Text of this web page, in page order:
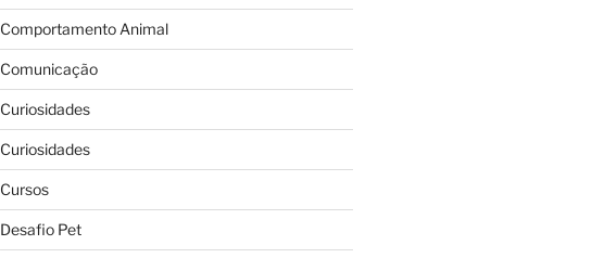
Comportamento Animal
Comunicação
Curiosidades
Curiosidades
Cursos
Desafio Pet